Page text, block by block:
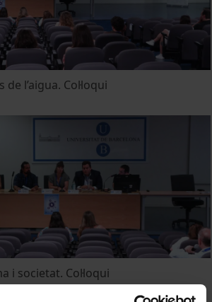
l’aigua. Col·loqui
i societat. Col·loqui